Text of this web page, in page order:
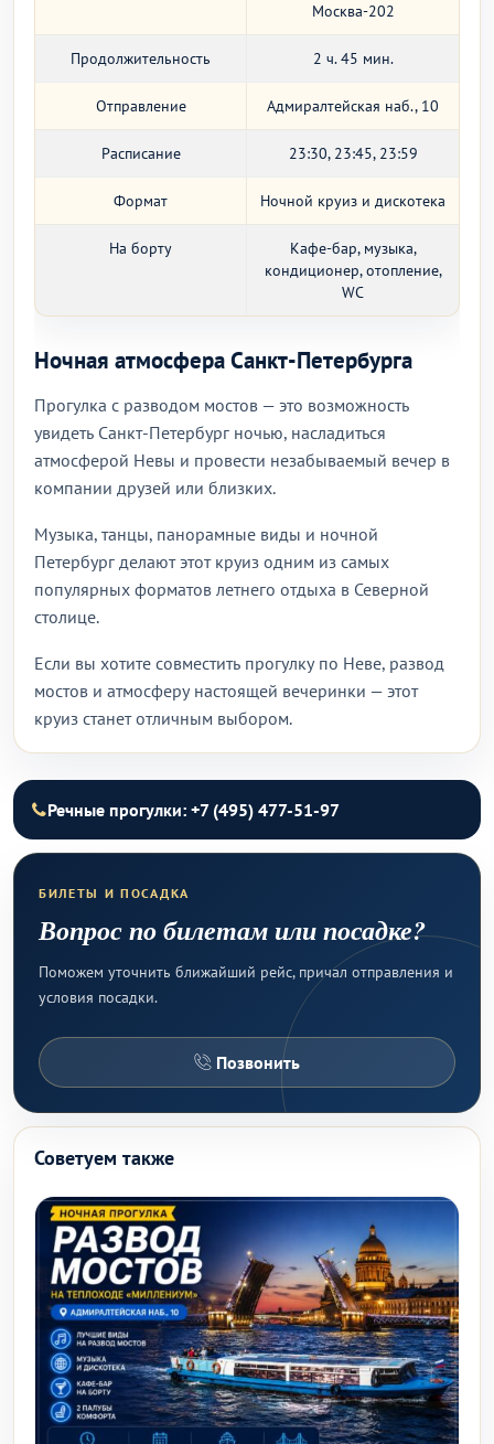
Москва-202
Продолжительность 2 ч. 45 мин.
Отправление Адмиралтейская наб., 10
Расписание 23:30, 23:45, 23:59
Формат Ночной круиз и дискотека
На борту
Кафе-бар, музыка,
кондиционер, отопление,
WC
Ночная атмосфера Санкт-Петербурга
Прогулка с разводом мостов — это возможность
увидеть Санкт-Петербург ночью, насладиться
атмосферой Невы и провести незабываемый вечер в
компании друзей или близких.
Музыка, танцы, панорамные виды и ночной
Петербург делают этот круиз одним из самых
популярных форматов летнего отдыха в Северной
столице.
Если вы хотите совместить прогулку по Неве, развод
мостов и атмосферу настоящей вечеринки — этот
круиз станет отличным выбором.
Речные прогулки: +7 (495) 477-51-97
БИЛЕТЫ И ПОСАДКА
Вопрос по билетам или посадке?
Поможем уточнить ближайший рейс, причал отправления и
условия посадки.
Позвонить
Советуем также